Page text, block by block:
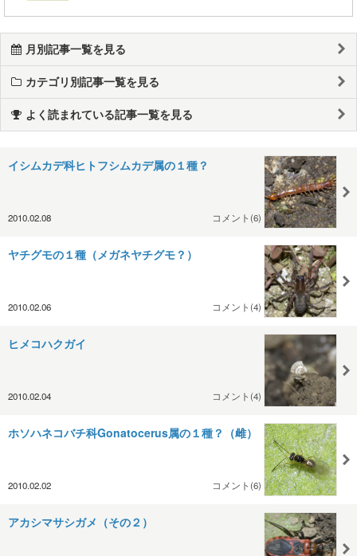
月別記事一覧を見る
カテゴリ別記事一覧を見る
よく読まれている記事一覧を見る
イシムカデ科ヒトフシムカデ属の１種？
2010.02.08 コメント(6)
ヤチグモの１種（メガネヤチグモ？）
2010.02.06 コメント(4)
ヒメコハクガイ
2010.02.04 コメント(4)
ホソハネコバチ科Gonatocerus属の１種？（雌）
2010.02.02 コメント(6)
アカシマサシガメ（その２）